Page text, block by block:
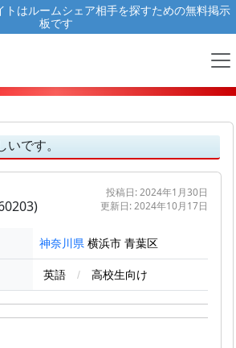
トはルームシェア相手を探すための無料掲示
板です
です。
投稿日: 2024年1月30日
更新日: 2024年10月17日
神奈川県 横浜市 青葉区
英語 / 高校生向け